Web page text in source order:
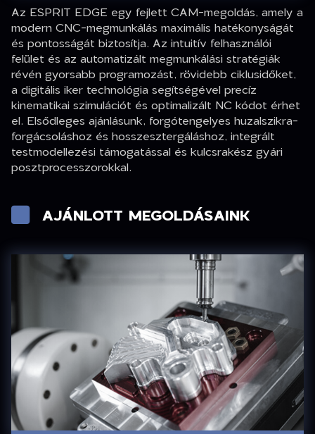
Az ESPRIT EDGE egy fejlett CAM-megoldás, amely a
modern CNC-megmunkálás maximális hatékonyságát
és pontosságát biztosítja. Az intuitív felhasználói
felület és az automatizált megmunkálási stratégiák
révén gyorsabb programozást, rövidebb ciklusidőket,
a digitális iker technológia segítségével precíz
kinematikai szimulációt és optimalizált NC kódot érhet
el. Elsődleges ajánlásunk, forgótengelyes huzalszikra-
forgácsoláshoz és hosszesztergáláshoz, integrált
testmodellezési támogatással és kulcsrakész gyári
posztprocesszorokkal.
AJÁNLOTT MEGOLDÁSAINK